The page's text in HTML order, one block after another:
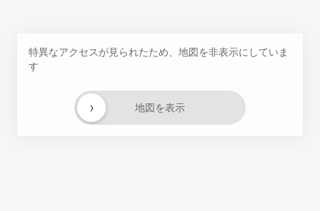
特異なアクセスが見られたため、地図を非表示にしていま
す
地図を表示
›